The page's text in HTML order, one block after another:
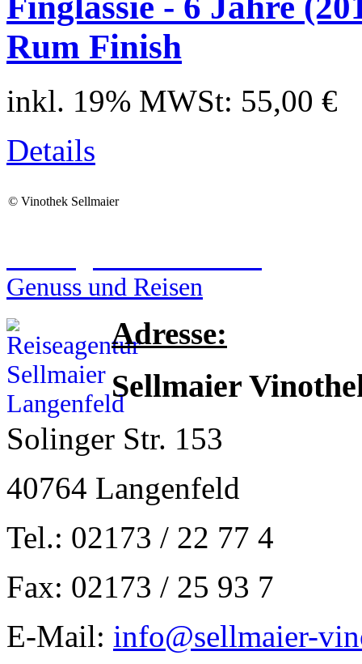
Rum Finish
inkl. 19% MWSt: 55,00 €
Details
© Vinothek Sellmaier
Genuss und Reisen
Adresse:
Sellmaier
Solinger Str. 153
40764 Langenfeld
Tel.: 02173 / 22 77 4
Fax: 02173 / 25 93 7
E-Mail: info@sellmaier-